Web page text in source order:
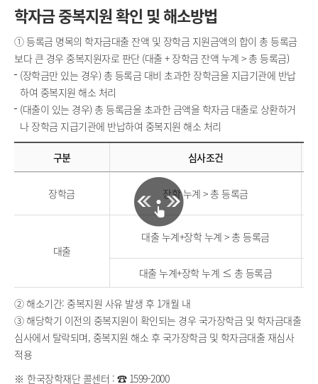
학자금 중복지원 확인 및 해소방법
① 등록금 명목의 학자금대출 잔액 및 장학금 지원금액의 합이 총 등록금
보다 큰 경우 중복지원자로 판단 (대출 + 장학금 잔액 누계 > 총 등록금)
(장학금만 있는 경우) 총 등록금 대비 초과한 장학금을 지급기관에 반납
하여 중복지원 해소 처리
(대출이 있는 경우) 총 등록금을 초과한 금액을 학자금 대출로 상환하거
나 장학금 지급기관에 반납하여 중복지원 해소 처리
구분 심사조건
장학금 장학 누계 > 총 등록금
대출
대출 누계+장학 누계 > 총 등록금
대출 누계+장학 누계 ≤ 총 등록금
② 해소기간: 중복지원 사유 발생 후 1개월 내
③ 해당학기 이전의 중복지원이 확인되는 경우 국가장학금 및 학자금대출
심사에서 탈락되며, 중복지원 해소 후 국가장학금 및 학자금대출 재심사
적용
한국장학재단 콜센터 : ☎ 1599-2000